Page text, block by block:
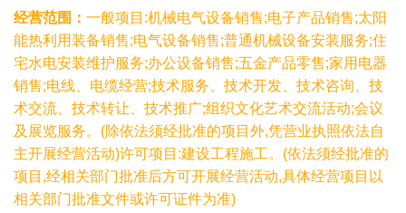
经营范围： 一般项目:机械电气设备销售;电子产品销售;太阳
能热利用装备销售;电气设备销售;普通机械设备安装服务;住
宅水电安装维护服务;办公设备销售;五金产品零售;家用电器
销售;电线、电缆经营;技术服务、技术开发、技术咨询、技
术交流、技术转让、技术推广;组织文化艺术交流活动;会议
及展览服务。(除依法须经批准的项目外,凭营业执照依法自
主开展经营活动)许可项目:建设工程施工。(依法须经批准的
项目,经相关部门批准后方可开展经营活动,具体经营项目以
相关部门批准文件或许可证件为准)